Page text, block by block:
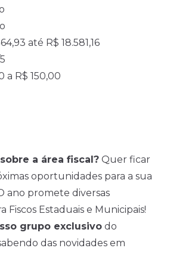
até R$ 18.581,16
a R$ 150,00
a área fiscal? Quer ficar
oportunidades para a sua
ano promete diversas
Fiscos Estaduais e Municipais!
grupo exclusivo do
das novidades em